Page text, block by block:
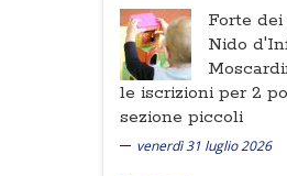
Forte
Nido
le iscrizioni per 2
sezione piccoli
venerdì 31 luglio 2026